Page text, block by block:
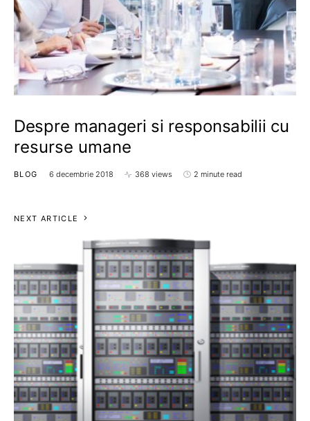
Despre manageri si responsabilii cu
resurse umane
BLOG 6 decembrie 2018 368 views 2 minute read
NEXT ARTICLE